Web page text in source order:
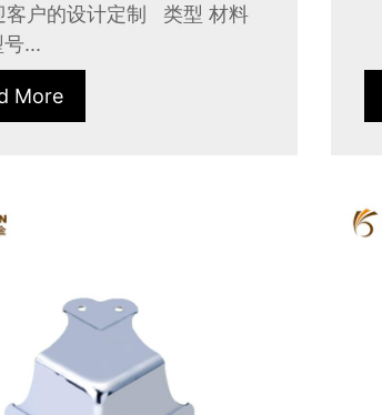
客户的设计定制 类型 材料
...
More